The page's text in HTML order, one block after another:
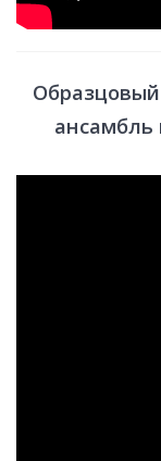
ансамбль